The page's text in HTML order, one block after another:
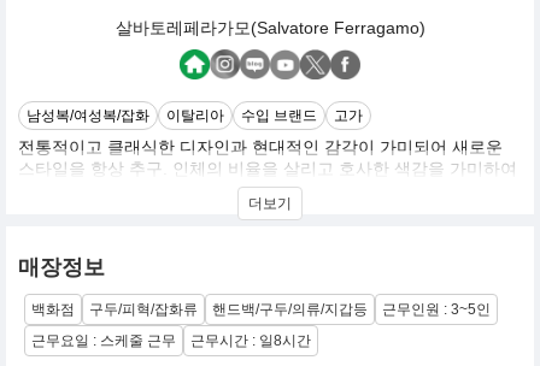
살바토레페라가모(Salvatore Ferragamo)
남성복/여성복/잡화 이탈리아 수입 브랜드 고가
전통적이고 클래식한 디자인과 현대적인 감각이 가미되어 새로운
스타일을 항상 추구. 인체의 비율을 살리고 호사한 색감을 가미하여
페라가모 특유의 편안하고 자연스러우며 우아한 스타일을 표현함
더보기
매장정보
백화점 구두/피혁/잡화류 핸드백/구두/의류/지갑등
근무인원 : 3~5인
근무요일 : 스케줄 근무
근무시간 : 일8시간